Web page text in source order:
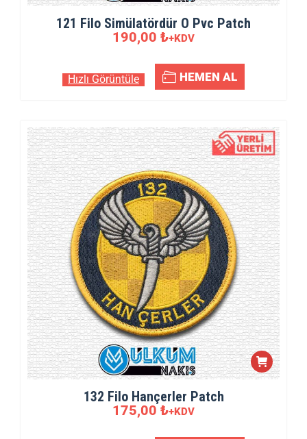
121 Filo Simülatördür O Pvc Patch
190,00 ₺+KDV
Hızlı Görüntüle HEMEN AL
132 Filo Hançerler Patch
175,00 ₺+KDV